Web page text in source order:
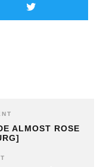
ALMOST ROSE